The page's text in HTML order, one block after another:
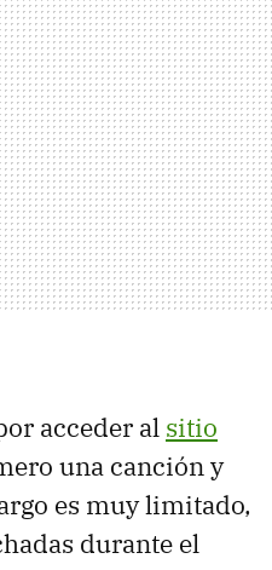
acceder al sitio
una canción y
es muy limitado,
durante el